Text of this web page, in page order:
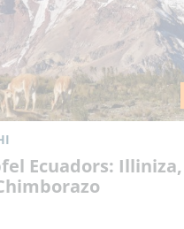
Ecuadors: Illiniza,